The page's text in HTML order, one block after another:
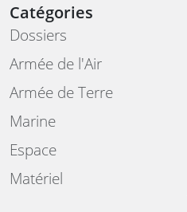
Catégories
Dossiers
Armée de l'Air
Armée de Terre
Marine
Espace
Matériel